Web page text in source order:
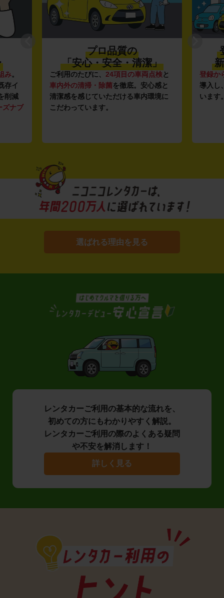
み。
存イ
削減
ズナブ
プロ品質の
「安心・安全・清潔」
ご利用のたびに、 24項目の車両点検と
車内外の清掃・除菌を徹底。安心感と
清潔感を感じていただける車内環境に
こだわっています。
登録か
導入し
います
選ばれる理由を見る
レンタカーご利用の基本的な流れを、
初めての方にもわかりやすく解説。
レンタカーご利用の際のよくある疑問
や不安を解消します！
詳しく見る